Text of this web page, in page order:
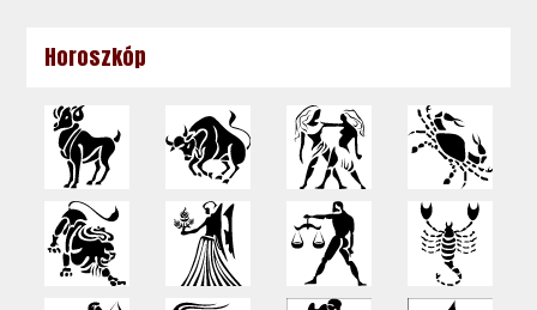
Horoszkóp